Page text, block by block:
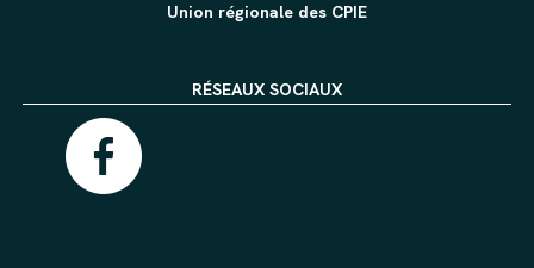
Union régionale des CPIE
RÉSEAUX SOCIAUX